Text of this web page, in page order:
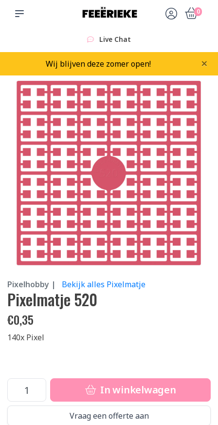
0
Live Chat
Wij blijven deze zomer open! ×
Pixelhobby | Bekijk alles Pixelmatje
Pixelmatje 520
€0,35
140x Pixel
In winkelwagen
Vraag een offerte aan